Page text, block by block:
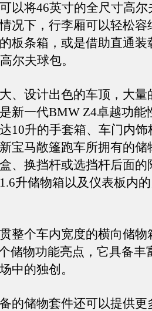
以将46英寸的全尺寸高
况下，行李厢可以轻松容
板条箱，或是借助直通装
尔夫球包。
设计出色的车顶，大量
新一代BMW Z4卓越功能
10升的手套箱、车门内
宝马敞篷跑车所拥有的储
、换挡杆或选挡杆后面的
升储物箱以及仪表板内
个车内宽度的横向储物
储物功能亮点，它具备丰
中的独创。
储物套件还可以提供更